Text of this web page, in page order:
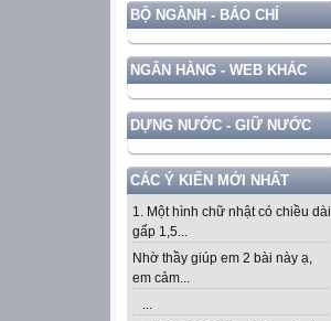
BỘ NGÀNH - BÁO CHÍ
NGÂN HÀNG - WEB KHÁC
DỰNG NƯỚC - GIỮ NƯỚC
CÁC Ý KIẾN MỚI NHẤT
1. Một hình chữ nhật có chiều dài
gấp 1,5...
Nhờ thầy giúp em 2 bài này ạ,
em cảm...
...